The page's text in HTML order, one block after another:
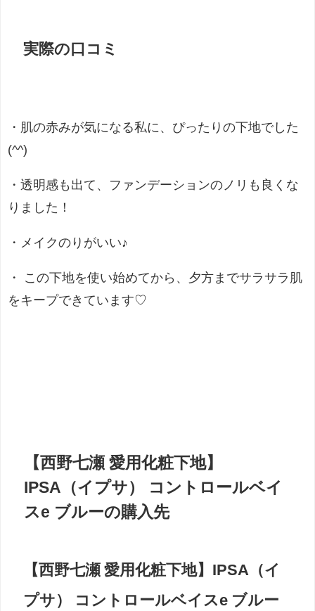
実際の口コミ
・肌の赤みが気になる私に、ぴったりの下地でした
(^^)
・透明感も出て、ファンデーションのノリも良くな
りました！
・メイクのりがいい♪
・
この下地を使い始めてから、夕方までサラサラ肌
をキープできています♡
【西野七瀬 愛用化粧下地】
IPSA（イプサ） コントロールベイ
スe ブルーの購入先
【西野七瀬 愛用化粧下地】IPSA（イ
プサ） コントロールベイスe ブルー